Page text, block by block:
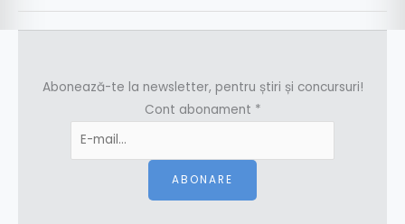
Abonează-te la newsletter, pentru știri și concursuri!
Cont abonament *
ABONARE